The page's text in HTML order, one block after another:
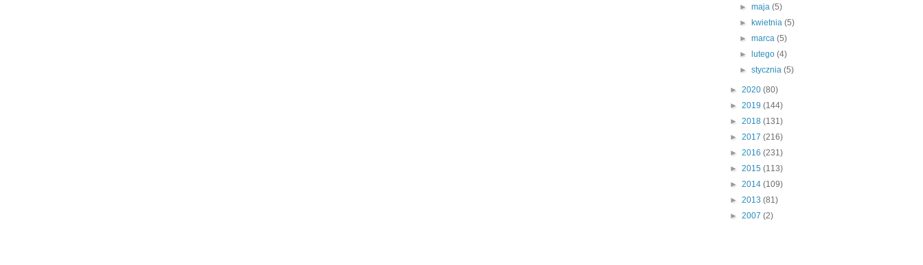
►maja(5)
►
kwietnia(5)
►marca(5)
►
lutego(4)
►stycznia(5)
► 2020 (80)
► 2019 (144)
► 2018 (131)
► 2017 (216)
► 2016 (231)
► 2015 (113)
► 2014 (109)
► 2013 (81)
► 2007 (2)